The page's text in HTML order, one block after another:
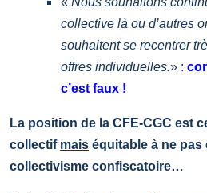
collective là ou d’autres
souhaitent se recentrer
offres individuelles.» :
c’est faux !
La position de la CFE-CGC est
collectif mais équitable à ne
collectivisme confiscatoire…